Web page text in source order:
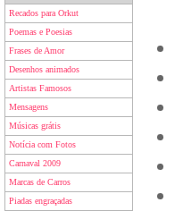
Recados para Orkut
Poemas e Poesias
Frases de Amor
Desenhos animados
Artistas Famosos
Mensagens
Músicas grátis
Notícia com Fotos
Carnaval 2009
Marcas de Carros
Piadas engraçadas